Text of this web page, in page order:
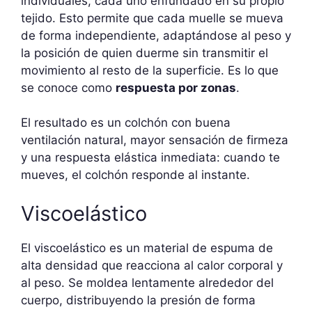
tejido. Esto permite que cada muelle se mueva
de forma independiente, adaptándose al peso y
la posición de quien duerme sin transmitir el
movimiento al resto de la superficie. Es lo que
se conoce como respuesta por zonas.
El resultado es un colchón con buena
ventilación natural, mayor sensación de firmeza
y una respuesta elástica inmediata: cuando te
mueves, el colchón responde al instante.
Viscoelástico
El viscoelástico es un material de espuma de
alta densidad que reacciona al calor corporal y
al peso. Se moldea lentamente alrededor del
cuerpo, distribuyendo la presión de forma